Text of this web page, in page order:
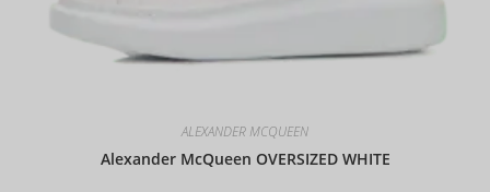
ALEXANDER MCQUEEN
Alexander McQueen OVERSIZED WHITE